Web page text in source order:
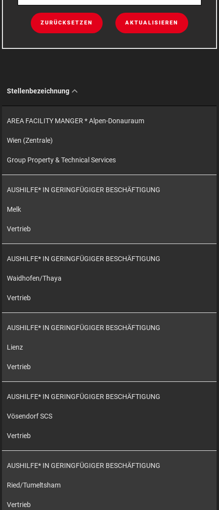
ZURÜCKSETZEN AKTUALISIEREN
Stellenbezeichnung
AREA FACILITY MANGER * Alpen-Donauraum
Wien (Zentrale)
Group Property & Technical Services
AUSHILFE* IN GERINGFÜGIGER BESCHÄFTIGUNG
Melk
Vertrieb
AUSHILFE* IN GERINGFÜGIGER BESCHÄFTIGUNG
Waidhofen/Thaya
Vertrieb
AUSHILFE* IN GERINGFÜGIGER BESCHÄFTIGUNG
Lienz
Vertrieb
AUSHILFE* IN GERINGFÜGIGER BESCHÄFTIGUNG
Vösendorf SCS
Vertrieb
AUSHILFE* IN GERINGFÜGIGER BESCHÄFTIGUNG
Ried/Tumeltsham
Vertrieb